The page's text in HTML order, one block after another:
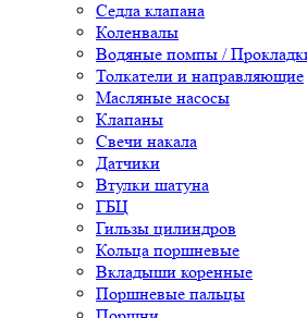
Седла клапана
Коленвалы
Водяные помпы /
Толкатели и направляющие
Масляные насосы
Клапаны
Свечи накала
Датчики
Втулки шатуна
ГБЦ
Гильзы цилиндров
Кольца поршневые
Вкладыши коренные
Поршневые пальцы